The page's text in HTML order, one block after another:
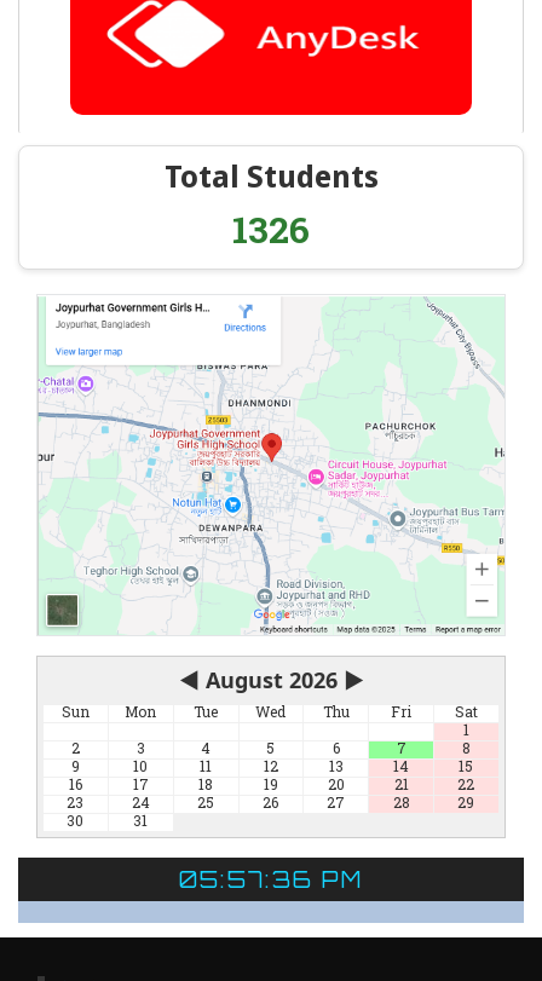
Total Students
1326
◀ August 2026 ▶
Sun Mon Tue Wed Thu Fri
Sat
1
2
3 4 5 6 7
8
9
10 11 12 13 14
15
16
17 18 19 20 21
22
23
24 25 26 27 28
29
30
31
05:57:37 PM